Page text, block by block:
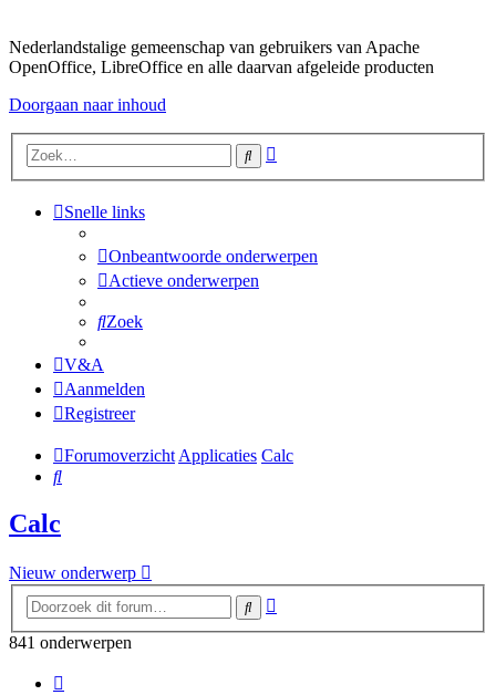
Nederlandstalige gemeenschap van gebruikers van Apache
OpenOffice, LibreOffice en alle daarvan afgeleide producten
Doorgaan naar inhoud
Zoek
Snelle links
Onbeantwoorde onderwerpen
Actieve onderwerpen
Zoek
V&A
Aanmelden
Registreer
Forumoverzicht Applicaties Calc
Zoek
Calc
Nieuw onderwerp
Zoek
841 onderwerpen